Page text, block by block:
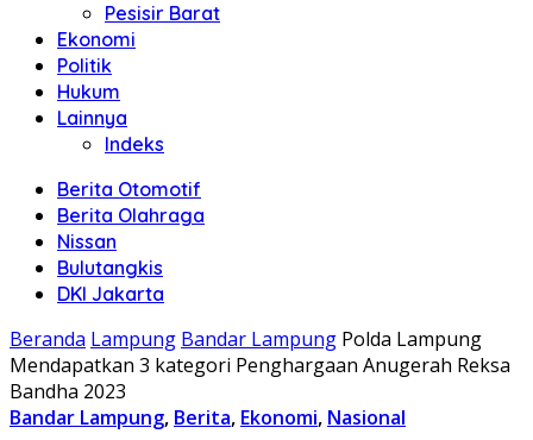
Pesisir Barat
Ekonomi
Politik
Hukum
Lainnya
Indeks
Berita Otomotif
Berita Olahraga
Nissan
Bulutangkis
DKI Jakarta
Beranda Lampung Bandar Lampung Polda Lampung
Mendapatkan 3 kategori Penghargaan Anugerah Reksa
Bandha 2023
Bandar Lampung, Berita, Ekonomi, Nasional